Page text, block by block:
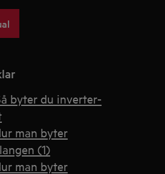
byter du inverter-
man byter
(1)
man byter